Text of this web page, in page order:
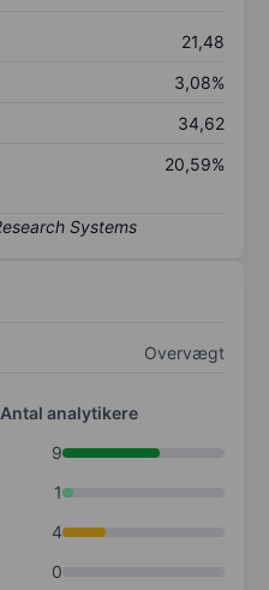
21,48
3,08%
34,62
20,59%
Overvægt
Antal analytikere
9
1
4
0